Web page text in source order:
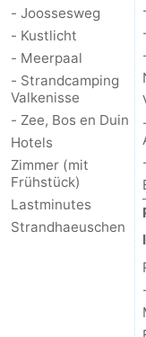
- Joossesweg
- Kustlicht
- Meerpaal
- Strandcamping
Valkenisse
- Zee, Bos en Duin
Hotels
Zimmer (mit
Frühstück)
Lastminutes
Strandhaeuschen